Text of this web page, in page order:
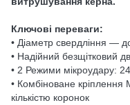
Ключові переваги:
• Діаметр свердління —
• Надійний безщітковий
• 2 Режими мікроудару:
• Комбіноване кріплення
кількістю коронок